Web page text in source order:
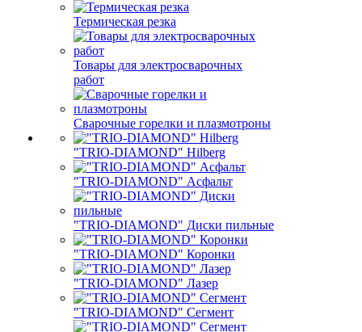
Термическая резка
Товары для электросварочных
работ
Сварочные горелки и плазмотроны
"TRIO-DIAMOND" Hilberg
"TRIO-DIAMOND" Асфальт
"TRIO-DIAMOND" Диски пильные
"TRIO-DIAMOND" Коронки
"TRIO-DIAMOND" Лазер
"TRIO-DIAMOND" Сегмент